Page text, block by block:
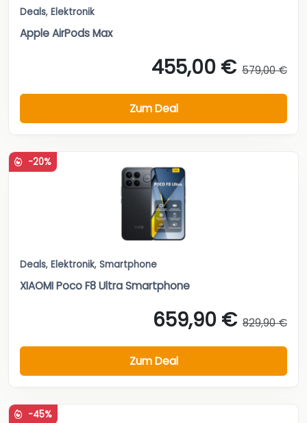
Deals, Elektronik
Apple AirPods Max
455,00 € 579,00 €
Zum Deal
-20%
Deals, Elektronik, Smartphone
XIAOMI Poco F8 Ultra Smartphone
659,90 € 829,90 €
Zum Deal
-45%